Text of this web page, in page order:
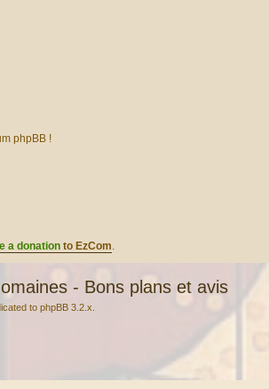
phpBB !
a donation to EzCom.
- Bons plans et avis
to phpBB 3.2.x.